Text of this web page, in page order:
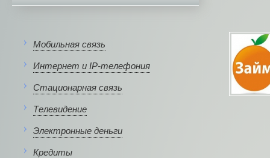
Мобильная связь
Интернет и IP-телефония
Стационарная связь
Телевидение
Электронные деньги
Кредиты